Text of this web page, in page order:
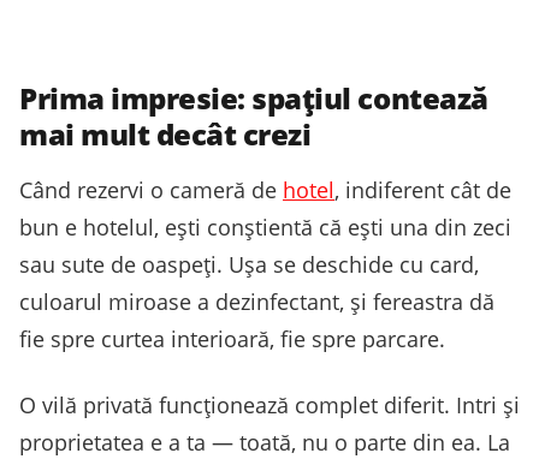
Prima impresie: spațiul contează
mai mult decât crezi
Când rezervi o cameră de hotel, indiferent cât de
bun e hotelul, ești conștientă că ești una din zeci
sau sute de oaspeți. Ușa se deschide cu card,
culoarul miroase a dezinfectant, și fereastra dă
fie spre curtea interioară, fie spre parcare.
O vilă privată funcționează complet diferit. Intri și
proprietatea e a ta — toată, nu o parte din ea. La